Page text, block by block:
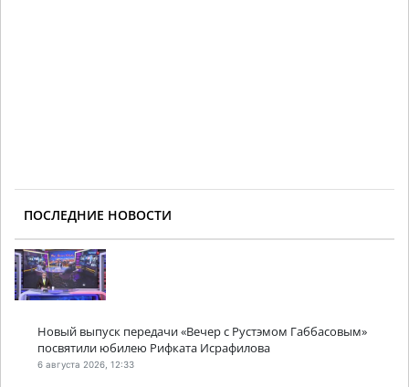
ПОСЛЕДНИЕ НОВОСТИ
Новый выпуск передачи «Вечер с Рустэмом Габбасовым»
посвятили юбилею Рифката Исрафилова
6 августа 2026, 12:33